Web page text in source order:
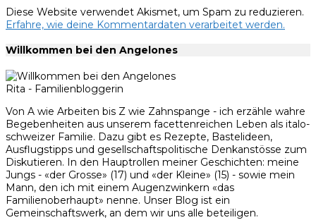
Diese Website verwendet Akismet, um Spam zu reduzieren.
Erfahre, wie deine Kommentardaten verarbeitet werden.
Willkommen bei den Angelones
Rita - Familienbloggerin
Von A wie Arbeiten bis Z wie Zahnspange - ich erzähle wahre
Begebenheiten aus unserem facettenreichen Leben als italo-
schweizer Familie. Dazu gibt es Rezepte, Bastelideen,
Ausflugstipps und gesellschaftspolitische Denkanstösse zum
Diskutieren. In den Hauptrollen meiner Geschichten: meine
Jungs - «der Grosse» (17) und «der Kleine» (15) - sowie mein
Mann, den ich mit einem Augenzwinkern «das
Familienoberhaupt» nenne. Unser Blog ist ein
Gemeinschaftswerk, an dem wir uns alle beteiligen.